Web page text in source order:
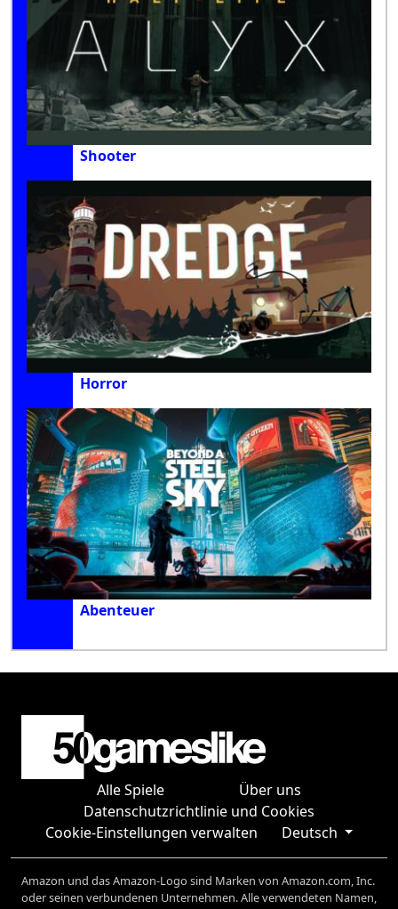
Shooter
Horror
Abenteuer
Alle Spiele
Über uns
Datenschutzrichtlinie und Cookies
Cookie-Einstellungen verwalten
Deutsch
Amazon und das Amazon-Logo sind Marken von Amazon.com, Inc.
oder seinen verbundenen Unternehmen. Alle verwendeten Namen,